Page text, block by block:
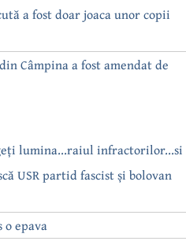
a fost doar joaca unor copii
Câmpina a fost amendat de
lumina...raiul infractorilor...si
USR partid fascist și bolovan
o epava